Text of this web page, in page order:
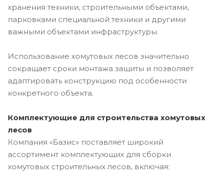
хранения техники, строительными объектами,
парковками специальной техники и другими
важными объектами инфраструктуры.
Использование хомутовых лесов значительно
сокращает сроки монтажа защиты и позволяет
адаптировать конструкцию под особенности
конкретного объекта.
Комплектующие для строительства хомутовых
лесов
Компания «Базис» поставляет широкий
ассортимент комплектующих для сборки
хомутовых строительных лесов, включая: